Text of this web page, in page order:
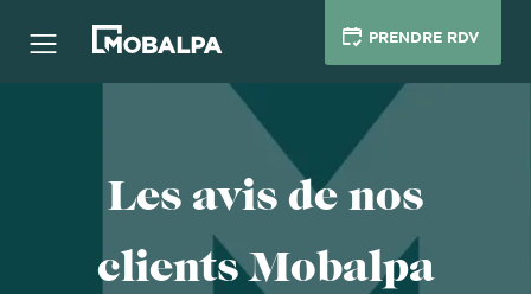
PRENDRE RDV
Les avis de nos
clients Mobalpa